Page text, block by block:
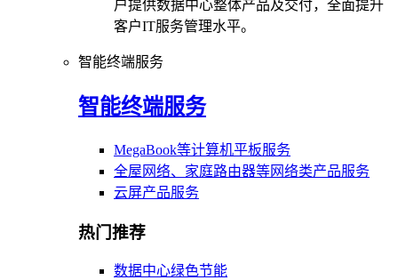
户提供数据中心整体产品及交付，全面提升
客户IT服务管理水平。
智能终端服务
智能终端服务
MegaBook等计算机平板服务
全屋网络、家庭路由器等网络类产品服务
云屏产品服务
热门推荐
数据中心绿色节能